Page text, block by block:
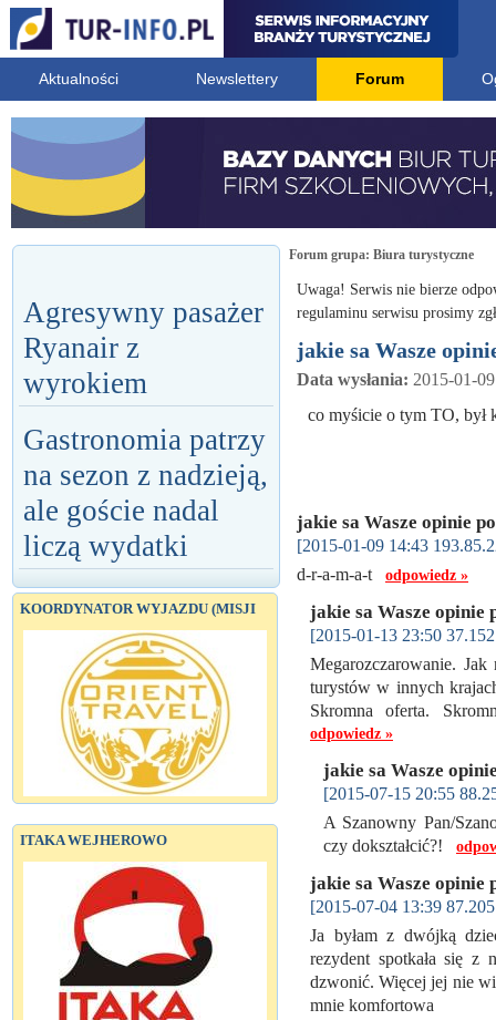
Aktualności Newslettery Forum
Agresywny pasażer
Ryanair z
wyrokiem
Gastronomia patrzy
na sezon z nadzieją,
ale goście nadal
liczą wydatki
KOORDYNATOR WYJAZDU (MISJI
ITAKA WEJHEROWO
Forum grupa: Biura turystyczne
Uwaga! Serwis nie bierze
regulaminu serwisu prosimy
jakie sa Wasze
Data wysłania: 2015-01-
co myśicie o tym TO, był
jakie sa Wasze opinie
[2015-01-09 14:43
d-r-a-m-a-t odpowiedz »
jakie sa Wasze opinie
[2015-01-13 23:50
Megarozczarowanie.
turystów w innych
Skromna oferta.
odpowiedz »
jakie sa Wasze
[2015-07-15 20:55
A Szanowny Pan/
czy dokształcić?!
jakie sa Wasze opinie
[2015-07-04 13:39
Ja byłam z dwójką
rezydent spotkała się z
dzwonić. Więcej jej nie
mnie komfortowa